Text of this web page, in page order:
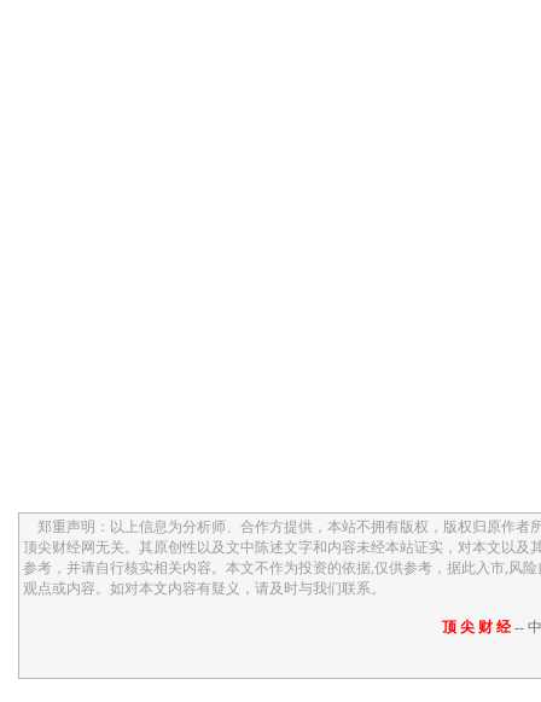
郑重声明：以上信息为分析师、合作方提供，本站不拥有版权，版权归原作者
顶尖财经网无关。其原创性以及文中陈述文字和内容未经本站证实，对本文以
参考，并请自行核实相关内容。本文不作为投资的依据,仅供参考，据此入市,风
观点或内容。如对本文内容有疑义，请及时与我们联系。
顶 尖 财 经--